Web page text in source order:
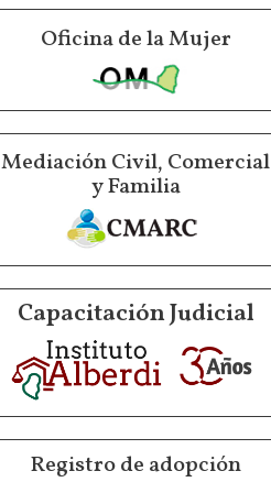
Oficina de la Mujer
Mediación Civil, Comercial
y Familia
Capacitación Judicial
Registro de adopción